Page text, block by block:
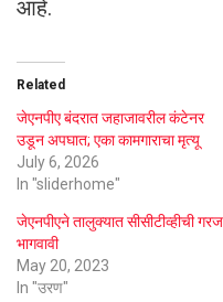
आहे.
Related
जेएनपीए बंदरात जहाजावरील कंटेनर
उडून अपघात; एका कामगाराचा मृत्यू
July 6, 2026
In "sliderhome"
जेएनपीएने तालुक्यात सीसीटीव्हीची गरज
भागवावी
May 20, 2023
In "उरण"